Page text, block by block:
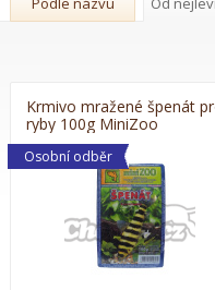
Krmivo mražené špenát
ryby 100g MiniZoo
Osobní odběr